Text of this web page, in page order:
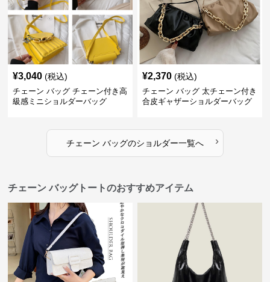
¥3,040 (税込)
チェーン バッグ チェーン付き高
級感ミニショルダーバッグ
¥2,370 (税込)
チェーン バッグ 太チェーン付き
合皮ギャザーショルダーバッグ
チェーン バッグのショルダー一覧へ ›
チェーン バッグトートのおすすめアイテム